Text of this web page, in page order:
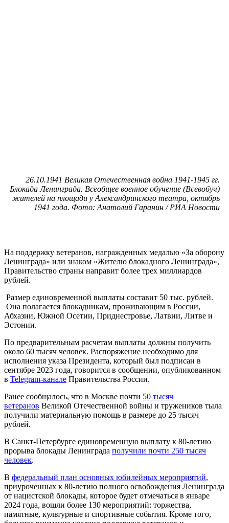
26.10.1941 Великая Отечественная война 1941-1945 гг.
Блокада Ленинграда. Всеобщее военное обучение (Всевобуч)
жителей на площади у Александринского театра, октябрь
1941 года. Фото: Анатолий Гаранин / РИА Новости
На поддержку ветеранов, награжденных медалью «За оборону
Ленинграда» или знаком «Жителю блокадного Ленинграда»,
Правительство страны направит более трех миллиардов
рублей.
Размер единовременной выплаты составит 50 тыс. рублей.
Она полагается блокадникам, проживающим в России,
Абхазии, Южной Осетии, Приднестровье, Латвии, Литве и
Эстонии.
По предварительным расчетам выплаты должны получить
около 60 тысяч человек. Распоряжение необходимо для
исполнения указа Президента, который был подписан в
сентябре 2023 года, говорится в сообщении, опубликованном
в Telegram-канале Правительства России.
Ранее сообщалось, что в Москве почти 50 тысяч
ветеранов Великой Отечественной войны и тружеников тыла
получили материальную помощь в размере до 25 тысяч
рублей.
В Санкт-Петербурге единовременную выплату к 80-летию
прорыва блокады Ленинграда получили почти 250 тысяч
человек.
В федеральный план основных юбилейных мероприятий,
приуроченных к 80-летию полного освобождения Ленинграда
от нацистской блокады, которое будет отмечаться в январе
2024 года, вошли более 130 мероприятий: торжества,
памятные, культурные и спортивные события. Кроме того,